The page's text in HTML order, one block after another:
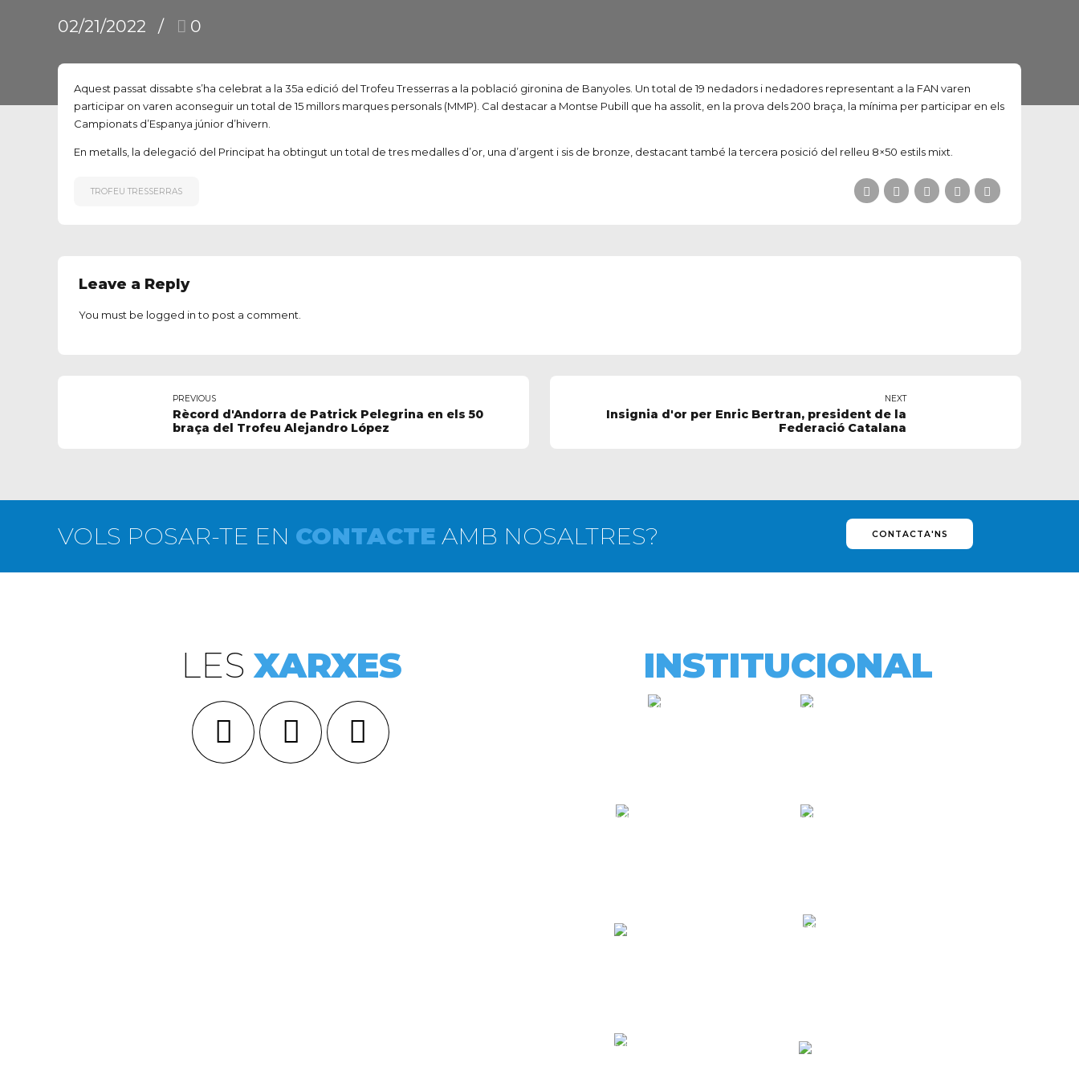
02/21/2022 0
Aquest passat dissabte s’ha celebrat a la 35a edició del TrofeuTresserras a la població gironina de Banyoles. Un total de 19 nedadors i nedadores representant a la FAN varen
participar on varen aconseguir un total de 15 millors marques personals (MMP). Cal destacar a Montse Pubill que ha assolit, en la prova dels 200 braça, la mínima per participar en els
Campionats d’Espanya júnior d’hivern.
En metalls, la delegació del Principat ha obtingut un total de tres medalles d’or, una d’argent i sis de bronze, destacant també la tercera posició del relleu 8×50 estils mixt.
TROFEU TRESSERRAS
Leave a Reply
You must be logged into post a comment.
PREVIOUS
Rècord d'Andorra de Patrick Pelegrina en els 50
braça del Trofeu Alejandro López
NEXT
Insignia d'or per Enric Bertran, president de la
Federació Catalana
VOLS POSAR-TE EN CONTACTE AMB NOSALTRES? CONTACTA'NS
LESXARXES INSTITUCIONAL